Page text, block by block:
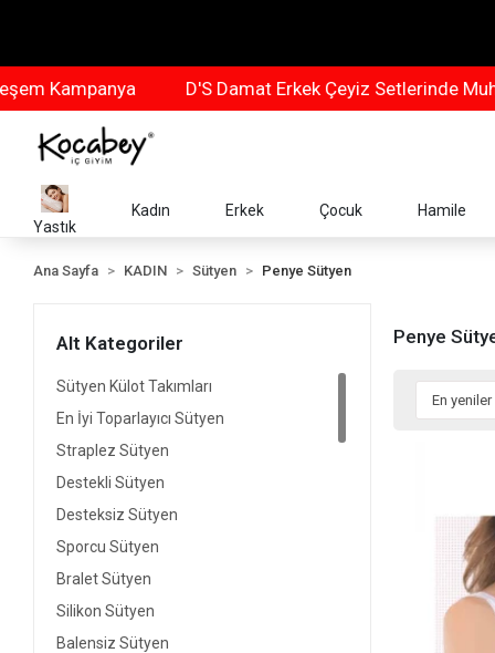
Kampanya D'S Damat Erkek Çeyiz Setlerinde
Yastık
Kadın Erkek Çocuk Hamile
Ana Sayfa KADIN Sütyen Penye Sütyen
Alt Kategoriler
Sütyen Külot Takımları
En İyi Toparlayıcı Sütyen
Straplez Sütyen
Destekli Sütyen
Desteksiz Sütyen
Sporcu Sütyen
Bralet Sütyen
Silikon Sütyen
Balensiz Sütyen
Penye